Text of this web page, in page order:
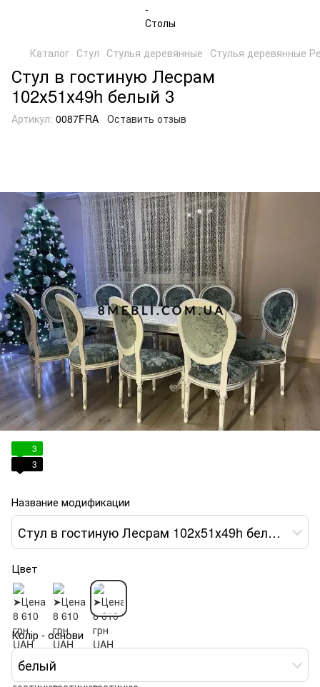
Каталог Стул Стулья деревянные Стулья деревянные
Стул в гостиную Лесрам
102х51х49h белый 3
Артикул: 0087FRA Оставить отзыв
3
3
Название модификации
Стул в гостиную Лесрам 102х51х49h белый 3
Цвет
Колір - основи
белый